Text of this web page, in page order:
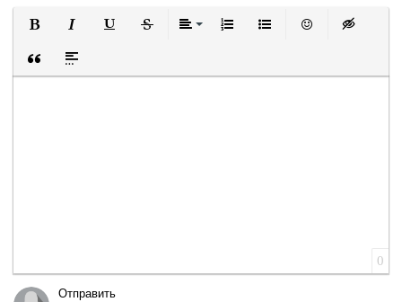
Вставка цитаты
Вставка спойлера
0
Отправить